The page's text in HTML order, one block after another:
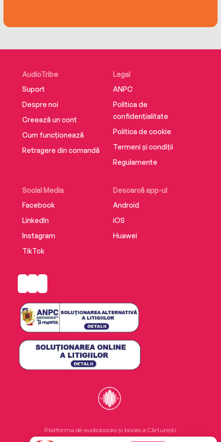
AudioTribe
Suport
Despre noi
Creează un cont
Cum funcționează
Retragere din comandă
Social Media
Facebook
LinkedIn
Instagram
TikTok
Descarcă app-ul
Android
iOS
Huawei
Legal
ANPC
Politica de
confidențialitate
Politica de cookie
Termeni și condiții
Regulamente
Platforma de audiobooks și books a Cărturești.